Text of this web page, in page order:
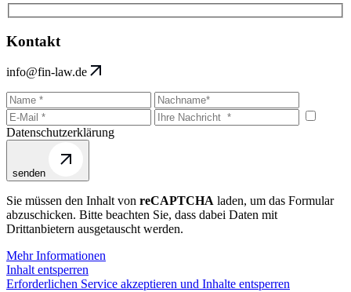
Kontakt
info@fin-law.de
Datenschutzerklärung
senden
Sie müssen den Inhalt von reCAPTCHA laden, um das Formular
abzuschicken. Bitte beachten Sie, dass dabei Daten mit
Drittanbietern ausgetauscht werden.
Mehr Informationen
Inhalt entsperren
Erforderlichen Service akzeptieren und Inhalte entsperren